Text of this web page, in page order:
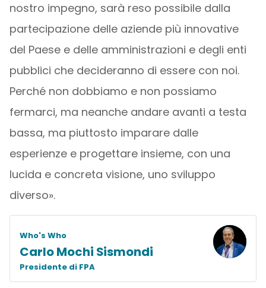
nostro impegno, sarà reso possibile dalla
partecipazione delle aziende più innovative
del Paese e delle amministrazioni e degli enti
pubblici che decideranno di essere con noi.
Perché non dobbiamo e non possiamo
fermarci, ma neanche andare avanti a testa
bassa, ma piuttosto imparare dalle
esperienze e progettare insieme, con una
lucida e concreta visione, uno sviluppo
diverso».
Who's Who
Carlo Mochi Sismondi
Presidente di FPA